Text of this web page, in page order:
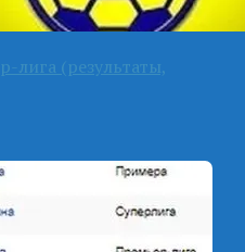
лига (результаты,